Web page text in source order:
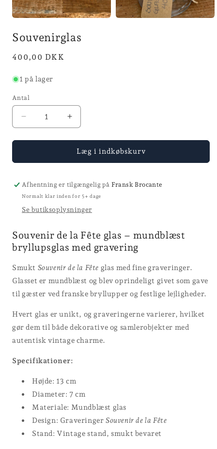
1
iSouvenirglas
Normalpris
400,00 DKK
1 på lager
Antal
Reducer
antallet
for
Øg
antallet
for
Souvenirglas
Læg i indkøbskurv
Afhentning er tilgængelig på Fransk Brocante
Normalt klar inden for 5+ dage
Se butiksoplysninger
Souvenir de la Fête glas – mundblæst
bryllupsglas med gravering
Smukt Souvenir de la Fête glas med fine graveringer.
Glasset er mundblæst og blev oprindeligt givet som gave
til gæster ved franske bryllupper og festlige lejligheder.
Hvert glas er unikt, og graveringerne varierer, hvilket
gør dem til både dekorative og samlerobjekter med
autentisk vintage charme.
Specifikationer:
Højde: 13 cm
Diameter: 7 cm
Materiale: Mundblæst glas
Design: Graveringer Souvenir de la Fête
Stand: Vintage stand, smukt bevaret